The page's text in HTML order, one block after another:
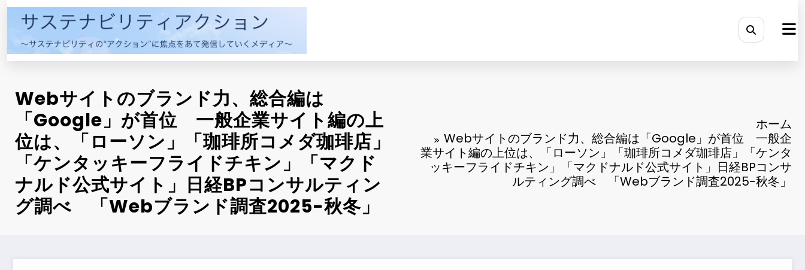
コ
ン
Webサイトのブランド力、総合編は
「Google」が首位 一般企業サイト編の上
位は、「ローソン」「珈琲所コメダ珈琲店」
「ケンタッキーフライドチキン」「マクド
ナルド公式サイト」日経BPコンサルティン
グ調べ 「Webブランド調査2025-秋冬」
ホーム
Webサイトのブランド力、総合編は「Google」が首位 一般企
業サイト編の上位は、「ローソン」「珈琲所コメダ珈琲店」「ケンタ
ッキーフライドチキン」「マクドナルド公式サイト」日経BPコンサ
ルティング調べ 「Webブランド調査2025-秋冬」